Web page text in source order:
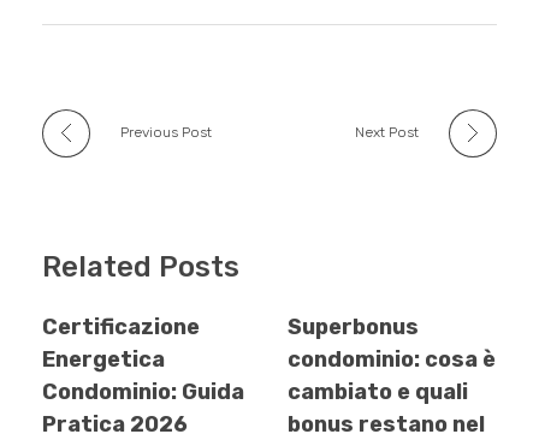
Previous Post Next Post
Related Posts
Certificazione
Energetica
Condominio: Guida
Pratica 2026
Superbonus
condominio: cosa è
cambiato e quali
bonus restano nel